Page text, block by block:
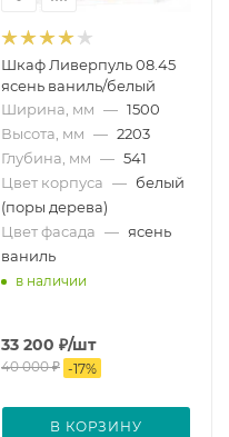
Шкаф Ливерпуль 08.45
ясень ваниль/белый
Ширина, мм — 1500
Высота, мм — 2203
Глубина, мм — 541
Цвет корпуса — белый
(поры дерева)
Цвет фасада — ясень
ваниль
в наличии
33 200 ₽/шт
40 000₽ -17%
В КОРЗИНУ